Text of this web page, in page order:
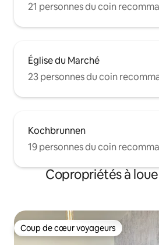
21 personnes du coin
Église du Marché
23 personnes du coin
Kochbrunnen
19 personnes du coin
Copropriétés à
Coup de cœur voyageurs
Coup de cœur voyageurs